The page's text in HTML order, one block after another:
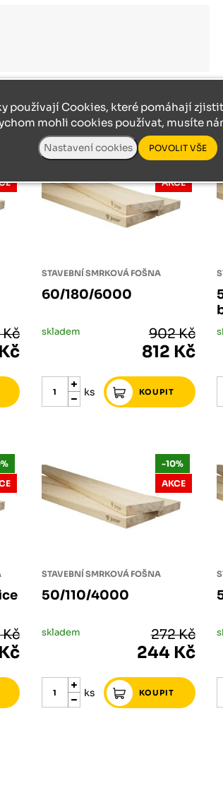
zajímat:
Kč
STAVEBNÍ SMRKOVÁ FOŠNA
60/180/6000
-10%
AKCE
skladem 902 Kč
812 Kč
ks
Kč
STAVEBNÍ SMRKOVÁ FOŠNA
50/110/4000
-10%
AKCE
skladem 272 Kč
244 Kč
ks
používají Cookies, které pomáhají
mohli cookies používat, musíte